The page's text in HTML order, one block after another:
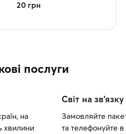
20 грн
послуги
на
хвилини
Світ на
Замовляйте
та телефонуйте в